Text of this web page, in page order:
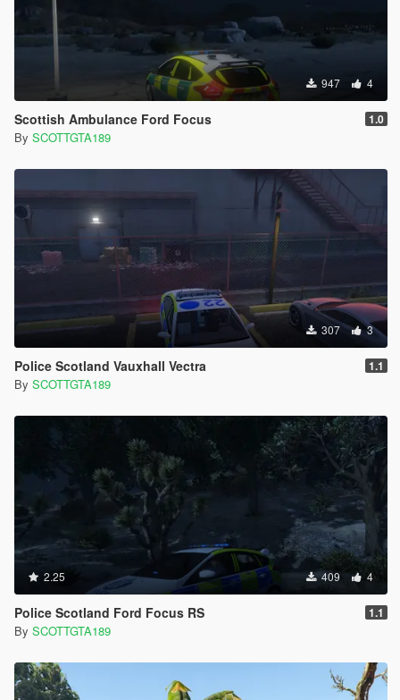
947 4
Scottish Ambulance Ford Focus 1.0
By SCOTTGTA189
307 3
Police Scotland Vauxhall Vectra 1.1
By SCOTTGTA189
2.25 409 4
Police Scotland Ford Focus RS 1.1
By SCOTTGTA189